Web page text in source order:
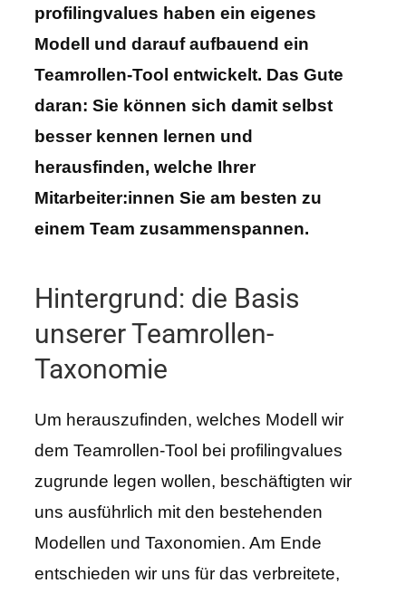
profilingvalues haben ein eigenes
Modell und darauf aufbauend ein
Teamrollen-Tool entwickelt. Das Gute
daran: Sie können sich damit selbst
besser kennen lernen und
herausfinden, welche Ihrer
Mitarbeiter:innen Sie am besten zu
einem Team zusammenspannen.
Hintergrund: die Basis
unserer Teamrollen-
Taxonomie
Um herauszufinden, welches Modell wir
dem Teamrollen-Tool bei profilingvalues
zugrunde legen wollen, beschäftigten wir
uns ausführlich mit den bestehenden
Modellen und Taxonomien. Am Ende
entschieden wir uns für das verbreitete,